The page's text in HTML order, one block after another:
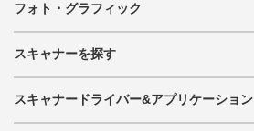
フォト・グラフィック
スキャナーを探す
スキャナードライバー&アプリケーション